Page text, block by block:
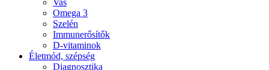
Vas
Omega 3
Szelén
Immunerősítők
D-vitaminok
Életmód, szépség
Diagnosztika